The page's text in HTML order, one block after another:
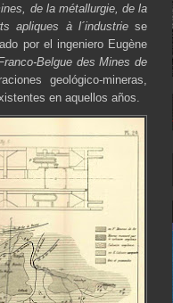
de la métallurgie, de la
apliques à l´industriese
por el ingeniero Eugène
Belgue des Mines de
geológico-mineras,
en aquellos años.